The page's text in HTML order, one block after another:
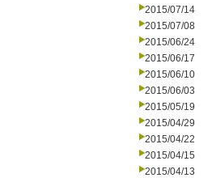
2015/07/14
2015/07/08
2015/06/24
2015/06/17
2015/06/10
2015/06/03
2015/05/19
2015/04/29
2015/04/22
2015/04/15
2015/04/13